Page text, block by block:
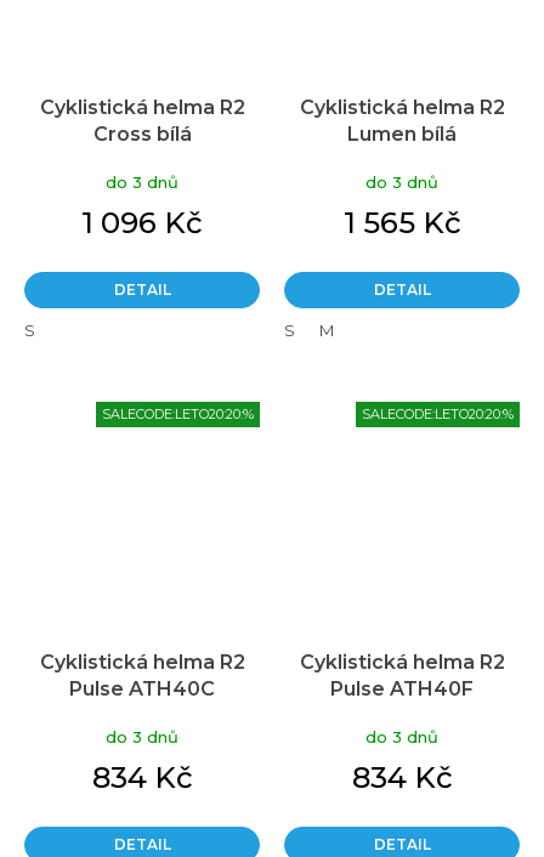
Cyklistická helma R2
Cross bílá
do 3 dnů
1 096 Kč
DETAIL
S
Cyklistická helma R2
Lumen bílá
do 3 dnů
1 565 Kč
DETAIL
S M
SALECODE:LETO20:20:%
Cyklistická helma R2
Pulse ATH40C
do 3 dnů
834 Kč
DETAIL
SALECODE:LETO20:20:%
Cyklistická helma R2
Pulse ATH40F
do 3 dnů
834 Kč
DETAIL